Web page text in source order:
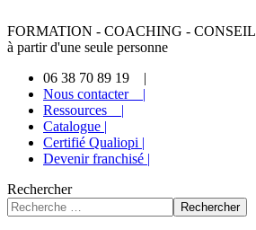
FORMATION - COACHING - CONSEIL
à partir d'une seule personne
06 38 70 89 19 |
Nous contacter |
Ressources |
Catalogue |
Certifié Qualiopi |
Devenir franchisé |
Rechercher
Rechercher